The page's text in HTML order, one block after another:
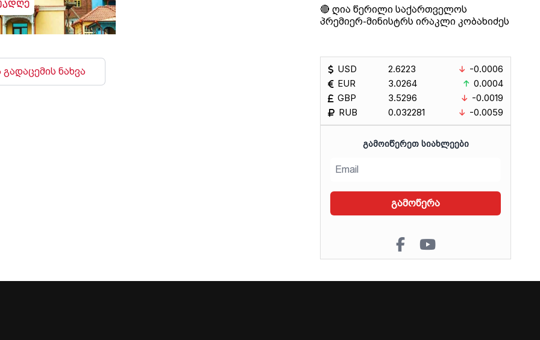
ნახვა
🔴 ღია წერილი საქართველოს
პრემიერ-მინისტრს ირაკლი კობახიძეს
USD
EUR
GBP
RUB
2.6223
3.0264
3.5296
0.032281
-0.0006
0.0004
-0.0019
-0.0059
ᲒᲐᲛᲝᲘᲬᲔᲠᲔᲗ ᲡᲘᲐᲮᲚᲔᲔᲑᲘ
გამოწერა